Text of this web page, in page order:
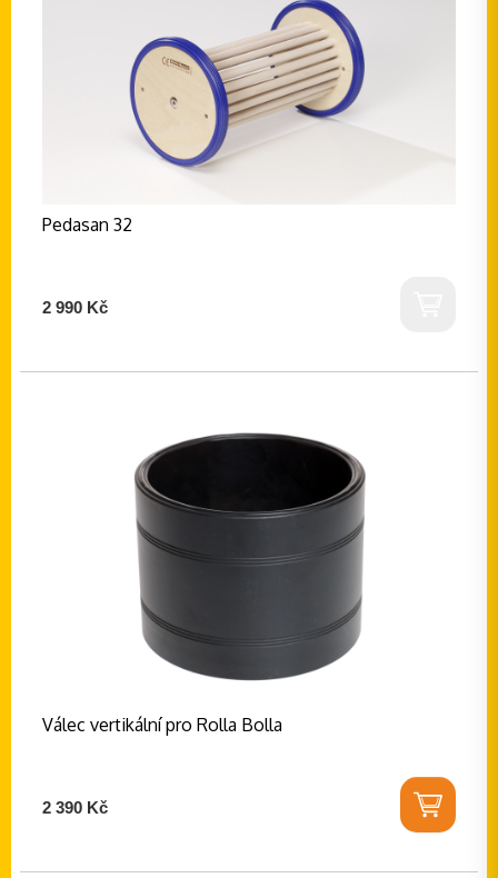
Pedasan 32
2 990 Kč
Válec vertikální pro Rolla Bolla
2 390 Kč